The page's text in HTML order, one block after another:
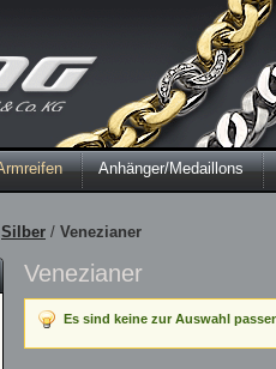
Anhänger/Medaillons
Silber / Venezianer
Venezianer
Es sind keine zur Auswahl